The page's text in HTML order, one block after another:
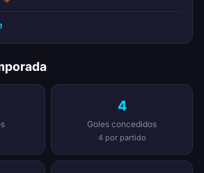
4
Goles concedidos
4 por partido